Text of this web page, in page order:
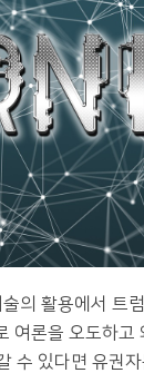
의 활용에서 트
여론을 오도하
수 있다면 유권